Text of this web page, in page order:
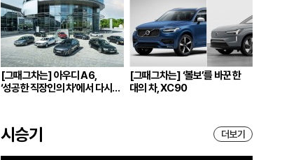
[그때그차는] 아우디 A6,
‘성공한 직장인의 차’에서 다시
[그때그차는] ‘볼보’를 바꾼 한
대의 차, XC90
시승기 더보기